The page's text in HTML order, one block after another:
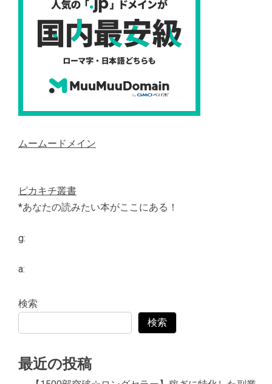
ムームードメイン
ピカキチ叢書
*あなたの読みたい本がここにある！
g:
a:
検索
検索
最近の投稿